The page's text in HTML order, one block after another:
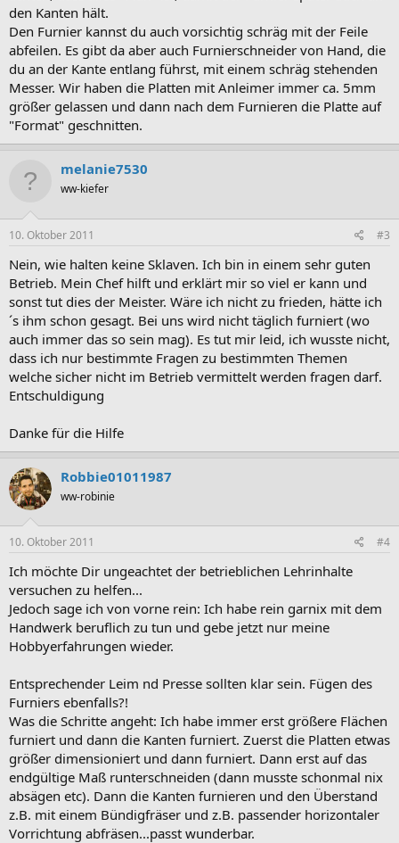
den Kanten hält.
Den Furnier kannst du auch vorsichtig schräg mit der Feile
abfeilen. Es gibt da aber auch Furnierschneider von Hand, die
du an der Kante entlang führst, mit einem schräg stehenden
Messer. Wir haben die Platten mit Anleimer immer ca. 5mm
größer gelassen und dann nach dem Furnieren die Platte auf
"Format" geschnitten.
melanie7530
ww-kiefer
10. Oktober 2011 #3
Nein, wie halten keine Sklaven. Ich bin in einem sehr guten
Betrieb. Mein Chef hilft und erklärt mir so viel er kann und
sonst tut dies der Meister. Wäre ich nicht zu frieden, hätte ich
´s ihm schon gesagt. Bei uns wird nicht täglich furniert (wo
auch immer das so sein mag). Es tut mir leid, ich wusste nicht,
dass ich nur bestimmte Fragen zu bestimmten Themen
welche sicher nicht im Betrieb vermittelt werden fragen darf.
Entschuldigung
Danke für die Hilfe
Robbie01011987
ww-robinie
10. Oktober 2011 #4
Ich möchte Dir ungeachtet der betrieblichen Lehrinhalte
versuchen zu helfen...
Jedoch sage ich von vorne rein: Ich habe rein garnix mit dem
Handwerk beruflich zu tun und gebe jetzt nur meine
Hobbyerfahrungen wieder.
Entsprechender Leim nd Presse sollten klar sein. Fügen des
Furniers ebenfalls?!
Was die Schritte angeht: Ich habe immer erst größere Flächen
furniert und dann die Kanten furniert. Zuerst die Platten etwas
größer dimensioniert und dann furniert. Dann erst auf das
endgültige Maß runterschneiden (dann musste schonmal nix
absägen etc). Dann die Kanten furnieren und den Überstand
z.B. mit einem Bündigfräser und z.B. passender horizontaler
Vorrichtung abfräsen...passt wunderbar.